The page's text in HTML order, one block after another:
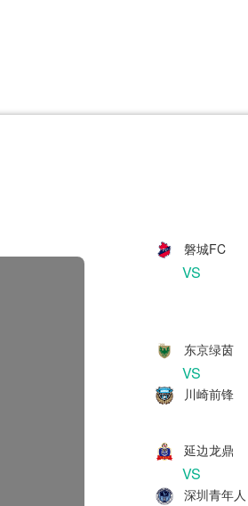
欧联杯 巴西甲
磐城FC
VS
东京绿茵
VS
川崎前锋
延边龙鼎
VS
深圳青年人